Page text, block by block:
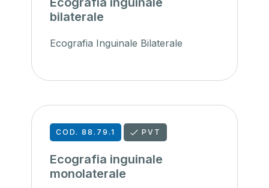
bilaterale
Ecografia Inguinale Bilaterale
COD. 88.79.1 PVT
Ecografia inguinale
monolaterale